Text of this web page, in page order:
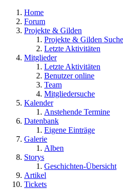
Home
Forum
Projekte & Gilden
Projekte & Gilden Suche
Letzte Aktivitäten
Mitglieder
Letzte Aktivitäten
Benutzer online
Team
Mitgliedersuche
Kalender
Anstehende Termine
Datenbank
Eigene Einträge
Galerie
Alben
Storys
Geschichten-Übersicht
Artikel
Tickets